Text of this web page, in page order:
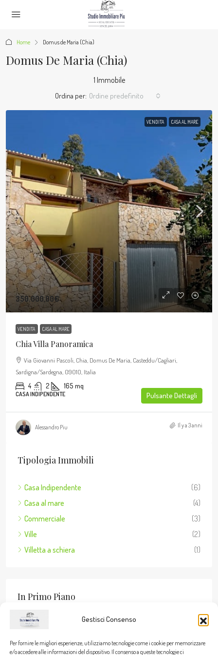
Gestisci Consenso
Per fornire le migliori esperienze, utilizziamo tecnologie come i cookie per memorizzare
e/o accedere alle informazioni del dispositivo. Il consenso a queste tecnologie ci
Home Domus de Maria (Chia)
Domus De Maria (Chia)
1 Immobile
Ordina per: Ordine predefinito
VENDITA CASA AL MARE
350.000,00€
VENDITA CASA AL MARE
Chia Villa Panoramica
Via Giovanni Pascoli, Chia, Domus De Maria, Casteddu/Cagliari,
Sardigna/Sardegna, 09010, Italia
4 2 165 mq
CASA INDIPENDENTE Pulsante Dettagli
Alessandro Piu Il y a 3 anni
Tipologia Immobili
Casa Indipendente
(6)
Casa al mare
(4)
Commerciale
(3)
Ville
(2)
Villetta a schiera
(1)
In Primo Piano
Stato Dell’immobile